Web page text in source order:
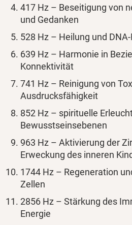
417 Hz – Beseitigung von
und Gedanken
528 Hz – Heilung und
639 Hz – Harmonie in
Konnektivität
741 Hz – Reinigung von
Ausdrucksfähigkeit
852 Hz – spirituelle
Bewusstseinsebenen
963 Hz – Aktivierung der
Erweckung des inneren
1744 Hz – Regeneration
Zellen
2856 Hz – Stärkung des
Energie